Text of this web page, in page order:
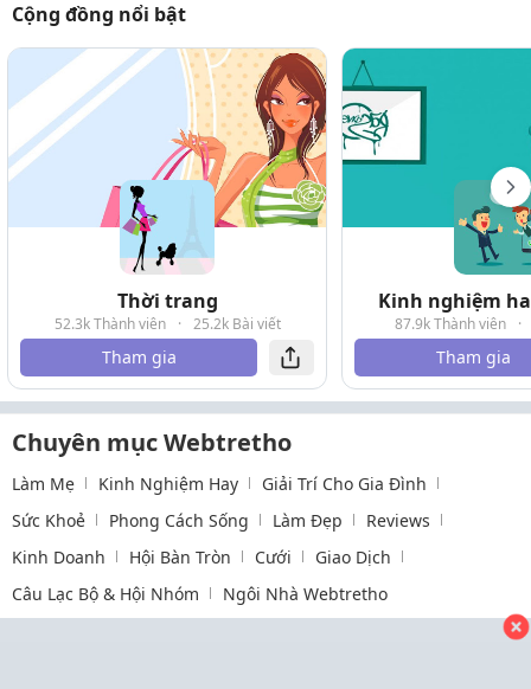
Cộng đồng nổi bật
Thời trang
52.3k Thành viên · 25.2k Bài viết
Tham gia
Kinh nghiệm
87.9k Thành viên ·
Tham gia
Chuyên mục Webtretho
Làm Mẹ Kinh Nghiệm Hay
Giải Trí Cho Gia Đình
Sức Khoẻ
Phong Cách Sống Làm Đẹp
Reviews
Kinh Doanh
Hội Bàn Tròn Cưới
Giao Dịch
Câu Lạc Bộ & Hội Nhóm
Ngôi Nhà Webtretho